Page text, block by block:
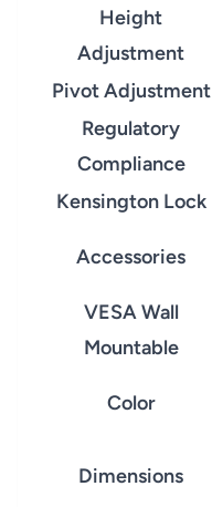
Height
Adjustment
Pivot Adjustment
Regulatory
Compliance
Kensington Lock
Accessories
VESA Wall
Mountable
Color
Dimensions